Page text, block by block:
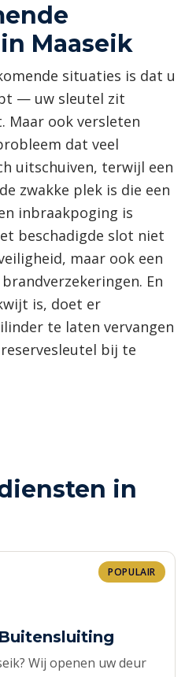
Maaseik
situaties is dat u
— uw sleutel zit
Maar ook versleten
dat veel
uitschuiven, terwijl een
zwakke plek is die een
inbraakpoging is
beschadigde slot niet
maar ook een
En
is, doet er
te laten vervangen
bij te
in
POPULAIR
Wij openen uw deur